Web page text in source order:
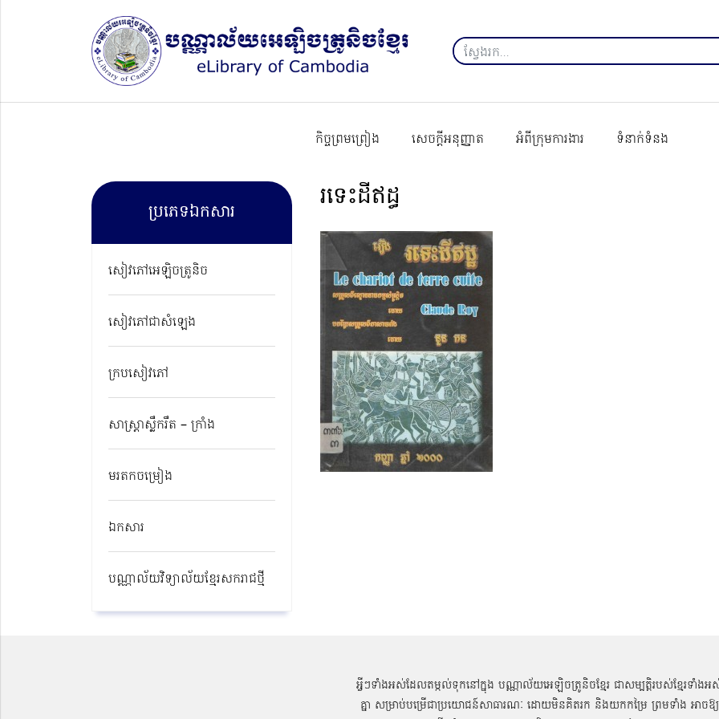
កិច្ចព្រមព្រៀង សេចក្ដីអនុញ្ញាត អំពីក្រុមការងារ ទំនាក់ទំនង
ប្រភេទឯកសារ
សៀវភៅអេឡិចត្រូនិច
សៀវភៅជាសំឡេង
ក្របសៀវភៅ
សាស្ត្រាស្លឹករឹត – ក្រាំង
មរតកចម្រៀង
ឯកសារ
បណ្ណាល័យវិទ្យាល័យខ្មែរសករាជថ្មី​
រទេះដីឥដ្ធ
អ្វីៗទាំងអស់ដែលតម្កល់ទុកនៅក្នុង បណ្ណាល័យអេឡិចត្រូនិចខ្មែរ ជាសម្បតិ្តរបស់ខ្មែរទាំងអ
គ្នា សម្រាប់បម្រើជាប្រយោជន៍សាធារណៈ ដោយមិនគិតរក និងយកកម្រៃ ព្រមទាំង អាចឱ្យ